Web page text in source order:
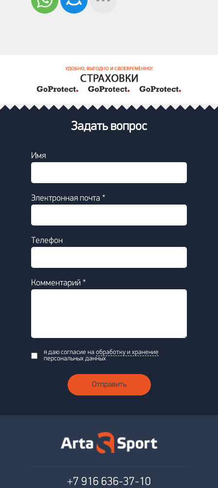
Задать вопрос
Имя
Электронная почта *
Телефон
Комментарий *
я даю согласие на обработку и хранение
персональных данных
Отправить
+7 916 636-37-10